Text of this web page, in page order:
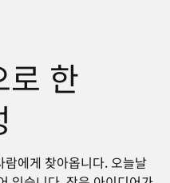
로 한
에게 찾아옵니다. 오늘날